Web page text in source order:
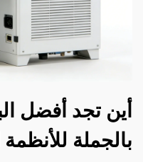
أين تجد أفضل
بالجملة